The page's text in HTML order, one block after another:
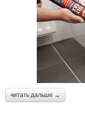
читать дальше →